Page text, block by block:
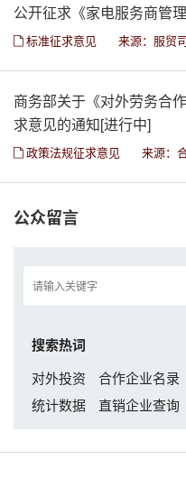
公开征求《家电服务商管
标准征求意见 来源：服贸
商务部关于《对外劳务合
求意见的通知[进行中]
政策法规征求意见 来源：
公众留言
搜索热词
对外投资 合作企业名录
统计数据
直销企业查询